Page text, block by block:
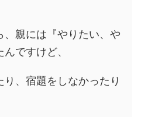
親には『やりたい、や
ですけど、
、宿題をしなかったり